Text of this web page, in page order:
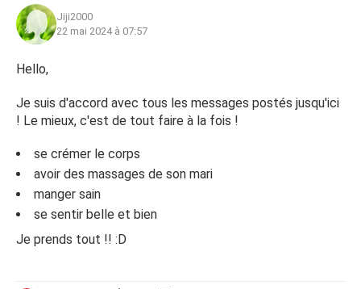
Jiji2000
22 mai 2024 à 07:57
Hello,
Je suis d'accord avec tous les messages postés jusqu'ici
! Le mieux, c'est de tout faire à la fois !
se crémer le corps
avoir des massages de son mari
manger sain
se sentir belle et bien
Je prends tout !! :D